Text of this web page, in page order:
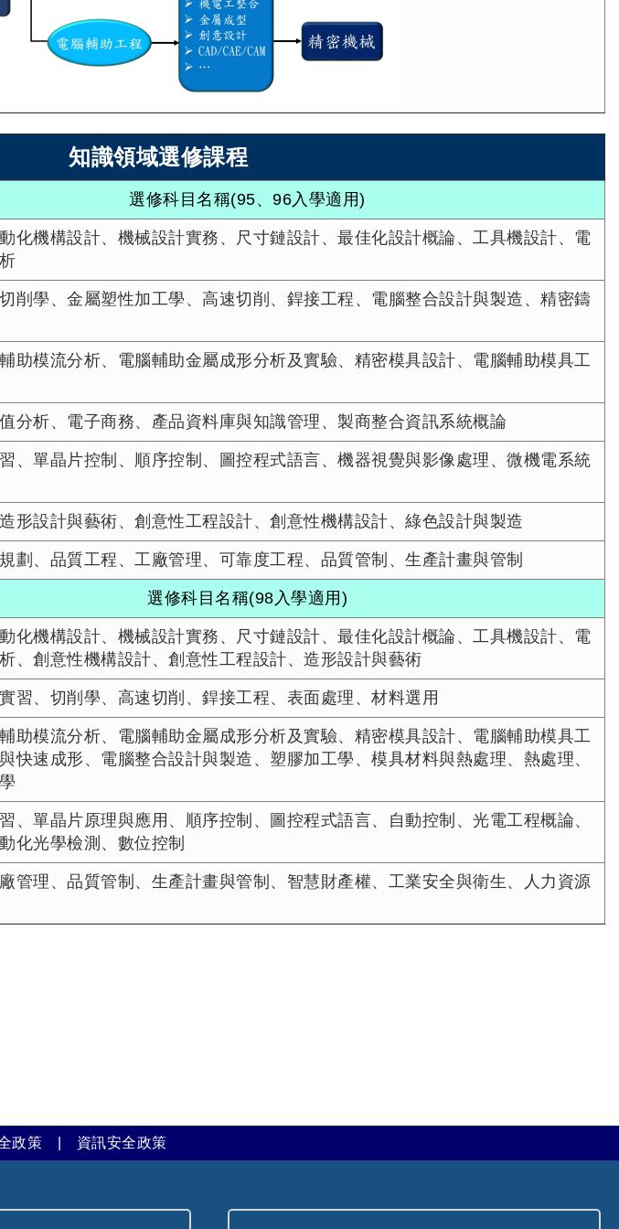
知識領域選修課程
選修科目名稱(95、96入學適用)
化機構設計、機械設計實務、尺寸鏈設計、最佳化設計概論、工具機設計、電
削學、金屬塑性加工學、高速切削、銲接工程、電腦整合設計與製造、精密鑄
助模流分析、電腦輔助金屬成形分析及實驗、精密模具設計、電腦輔助模具工
分析、電子商務、產品資料庫與知識管理、製商整合資訊系統概論
、單晶片控制、順序控制、圖控程式語言、機器視覺與影像處理、微機電系統
形設計與藝術、創意性工程設計、創意性機構設計、綠色設計與製造
劃、品質工程、工廠管理、可靠度工程、品質管制、生產計畫與管制
選修科目名稱(98入學適用)
化機構設計、機械設計實務、尺寸鏈設計、最佳化設計概論、工具機設計、電
、創意性機構設計、創意性工程設計、造形設計與藝術
習、切削學、高速切削、銲接工程、表面處理、材料選用
助模流分析、電腦輔助金屬成形分析及實驗、精密模具設計、電腦輔助模具工
快速成形、電腦整合設計與製造、塑膠加工學、模具材料與熱處理、熱處理、
、單晶片原理與應用、順序控制、圖控程式語言、自動控制、光電工程概論、
化光學檢測、數位控制
管理、品質管制、生產計畫與管制、智慧財產權、工業安全與衛生、人力資源
政策 資訊安全政策